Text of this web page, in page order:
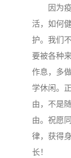
因为
活，如何
护。我们
要被各种
作息，多
学休闲。
由，不是
由。祝愿
律，获得
长！